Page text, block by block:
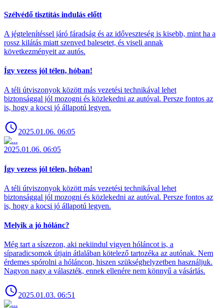
Szélvédő tisztítás indulás előtt
A jégtelenítéssel járó fáradság és az időveszteség is kisebb, mint ha a
rossz kilátás miatt szenved balesetet, és viseli annak
következményeit az autós.
Így vezess jól télen, hóban!
A téli útviszonyok között más vezetési technikával lehet
biztonsággal jól mozogni és közlekedni az autóval. Persze fontos az
is, hogy a kocsi jó állapotú legyen.
2025.01.06. 06:05
2025.01.06. 06:05
Így vezess jól télen, hóban!
A téli útviszonyok között más vezetési technikával lehet
biztonsággal jól mozogni és közlekedni az autóval. Persze fontos az
is, hogy a kocsi jó állapotú legyen.
Melyik a jó hólánc?
Még tart a síszezon, aki nekiindul vigyen hóláncot is, a
síparadicsomok útjain átlalában kötelező tartozéka az autónak. Nem
érdemes spórolni a hóláncon, hiszen szükséghelyzetben használjuk.
Nagyon nagy a választék, ennek ellenére nem könnyű a vásárlás.
2025.01.03. 06:51